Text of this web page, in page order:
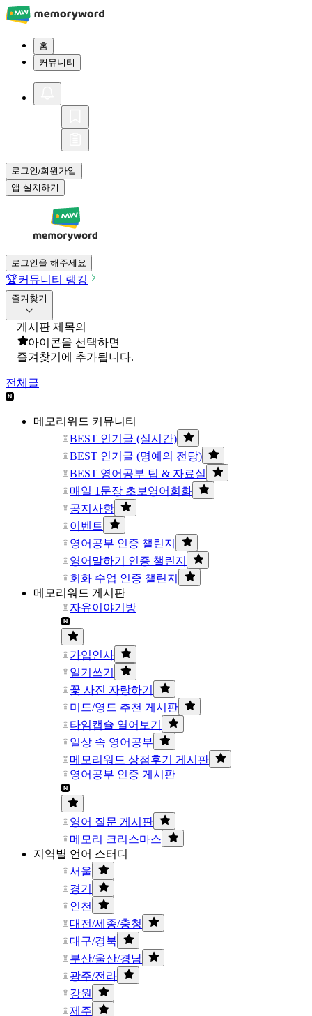
홈
커뮤니티
로그인/회원가입
앱 설치하기
로그인을 해주세요
🏆커뮤니티 랭킹
즐겨찾기
게시판 제목의
아이콘을 선택하면
즐겨찾기에 추가됩니다.
전체글
메모리워드 커뮤니티
BEST 인기글 (실시간)
BEST 인기글 (명예의 전당)
BEST 영어공부 팁 & 자료실
매일 1문장 초보영어회화
공지사항
이벤트
영어공부 인증 챌린지
영어말하기 인증 챌린지
회화 수업 인증 챌린지
메모리워드 게시판
자유이야기방
가입인사
일기쓰기
꽃 사진 자랑하기
미드/영드 추천 게시판
타임캡슐 열어보기
일상 속 영어공부
메모리워드 상점후기 게시판
영어공부 인증 게시판
영어 질문 게시판
메모리 크리스마스
지역별 언어 스터디
서울
경기
인천
대전/세종/충청
대구/경북
부산/울산/경남
광주/전라
강원
제주